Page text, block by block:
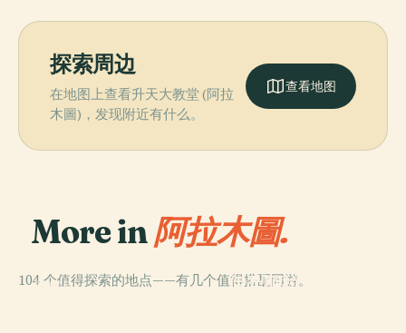
探索周边
在地图上查看升天大教堂 (阿拉
木圖)，发现附近有什么。
查看地图
More in阿拉木圖.
104 个值得探索的地点——有几个值得搭配同游。
PLACE
伊犁阿拉套国家
PLACE